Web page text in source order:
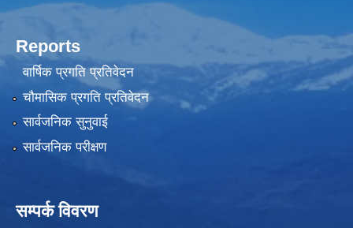
Reports
वार्षिक प्रगति प्रतिवेदन
चौमासिक प्रगति प्रतिवेदन
सार्वजनिक सुनुवाई
सार्वजनिक परीक्षण
सम्पर्क विवरण